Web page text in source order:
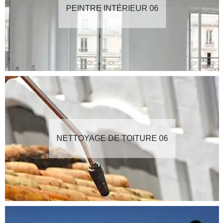
PEINTRE INTÉRIEUR 06
NETTOYAGE DE TOITURE 06